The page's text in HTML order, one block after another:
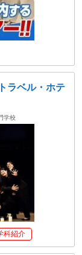
ラベル・ホテ
学校
科紹介